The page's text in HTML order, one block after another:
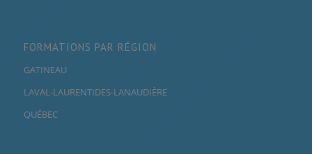
FORMATIONS PAR RÉGION
GATINEAU
LAVAL-LAURENTIDES-LANAUDIÈRE
QUÉBEC